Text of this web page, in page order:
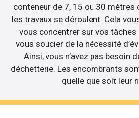
conteneur de 7, 15 ou 30 mètres
les travaux se déroulent. Cela
vous concentrer sur vos tâches
vous soucier de la nécessité
Ainsi, vous n’avez pas besoin
déchetterie. Les encombrants
quelle que soit leur